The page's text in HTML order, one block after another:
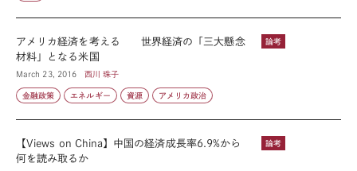
論考
アメリカ経済を考える 世界経済の「三大懸念
材料」となる米国
March 23, 2016 西川 珠子
金融政策 エネルギー 資源 アメリカ政治
論考
【Views on China】中国の経済成長率6.9%から
何を読み取るか